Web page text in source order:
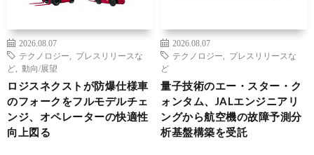
2026.08.07
テクノロジー
プレスリリースな
ど
動向/展望
ロジスネクストが防爆仕様車
のフォークをフルモデルチェ
ンジ、オペレーターの快適性
向上図る
2026.08.07
テクノロジー
プレスリリースな
ど
量子技術のエー・スター・ク
ォンタム、JALエンジニアリ
ングから航空機の故障予測分
析基盤構築を受託